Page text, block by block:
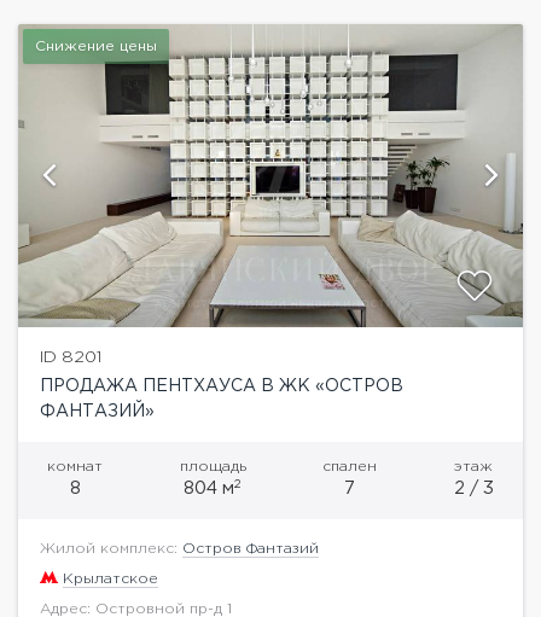
Снижение цены
ID 8201
ПРОДАЖА ПЕНТХАУСА В ЖК «ОСТРОВ
ФАНТАЗИЙ»
комнат
8
площадь
804 м2
спален
7
этаж
2 / 3
Жилой комплекс: Остров Фантазий
Крылатское
Адрес: Островной пр-д 1